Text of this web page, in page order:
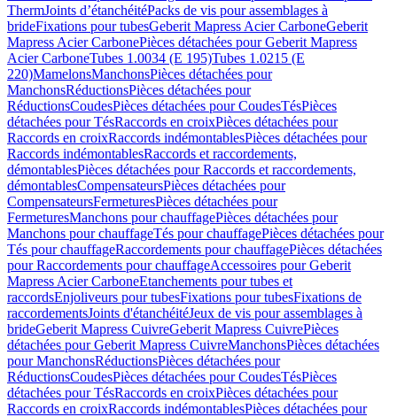
ThermJoints d’étanchéitéPacks de vis pour assemblages à
brideFixations pour tubesGeberit Mapress Acier CarboneGeberit
Mapress Acier CarbonePièces détachées pour Geberit Mapress
Acier CarboneTubes 1.0034 (E 195)Tubes 1.0215 (E
220)MamelonsManchonsPièces détachées pour
ManchonsRéductionsPièces détachées pour
RéductionsCoudesPièces détachées pour CoudesTésPièces
détachées pour TésRaccords en croixPièces détachées pour
Raccords en croixRaccords indémontablesPièces détachées pour
Raccords indémontablesRaccords et raccordements,
démontablesPièces détachées pour Raccords et raccordements,
démontablesCompensateursPièces détachées pour
CompensateursFermeturesPièces détachées pour
FermeturesManchons pour chauffagePièces détachées pour
Manchons pour chauffageTés pour chauffagePièces détachées pour
Tés pour chauffageRaccordements pour chauffagePièces détachées
pour Raccordements pour chauffageAccessoires pour Geberit
Mapress Acier CarboneEtanchements pour tubes et
raccordsEnjoliveurs pour tubesFixations pour tubesFixations de
raccordementsJoints d'étanchéitéJeux de vis pour assemblages à
brideGeberit Mapress CuivreGeberit Mapress CuivrePièces
détachées pour Geberit Mapress CuivreManchonsPièces détachées
pour ManchonsRéductionsPièces détachées pour
RéductionsCoudesPièces détachées pour CoudesTésPièces
détachées pour TésRaccords en croixPièces détachées pour
Raccords en croixRaccords indémontablesPièces détachées pour